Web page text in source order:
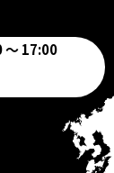
～ 17:00